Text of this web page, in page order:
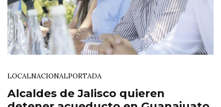
LOCALNACIONALPORTADA
Alcaldes de Jalisco quieren